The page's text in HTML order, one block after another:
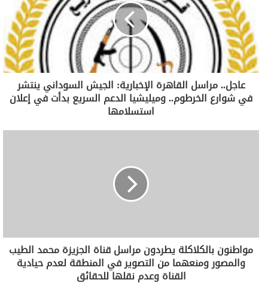
عاجل.. مراسل القاهرة الإخبارية: الجيش السوداني ينتشر
في شوارع الخرطوم.. وميليشيا الدعم السريع بدأت في إعلان
استسلامها
مواطنون بالكلاكلة يطردون مراسل قناة الجزيزة محمد الطيب
والمصور ومنعهما من التصوير في المنطقة لعدم حيادية
القناة وعدم نقلها للحقائق